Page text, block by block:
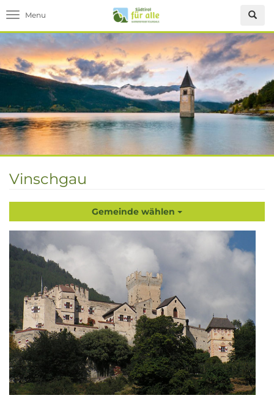
Toggle navigation
Vinschgau
Gemeinde wählen